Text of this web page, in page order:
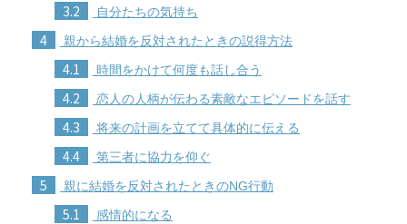
3.2 自分たちの気持ち
4 親から結婚を反対されたときの説得方法
4.1 時間をかけて何度も話し合う
4.2 恋人の人柄が伝わる素敵なエピソードを話す
4.3 将来の計画を立てて具体的に伝える
4.4 第三者に協力を仰ぐ
5 親に結婚を反対されたときのNG行動
5.1 感情的になる